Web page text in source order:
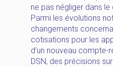
ne pas négliger dans
Parmi les évolutions
changements
cotisations pour les
d’un nouveau compte-
DSN, des précisions